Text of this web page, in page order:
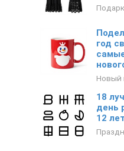
год
Новый
18
день
12 лет